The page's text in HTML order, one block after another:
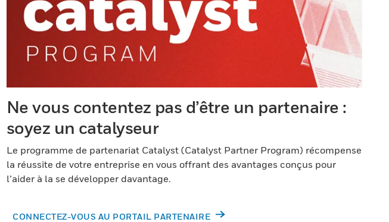
Ne vous contentez pas d’être un partenaire :
soyez un catalyseur
Le programme de partenariat Catalyst (Catalyst Partner Program) récompense
la réussite de votre entreprise en vous offrant des avantages conçus pour
l’aider à la se développer davantage.
CONNECTEZ-VOUS AU PORTAIL PARTENAIRE